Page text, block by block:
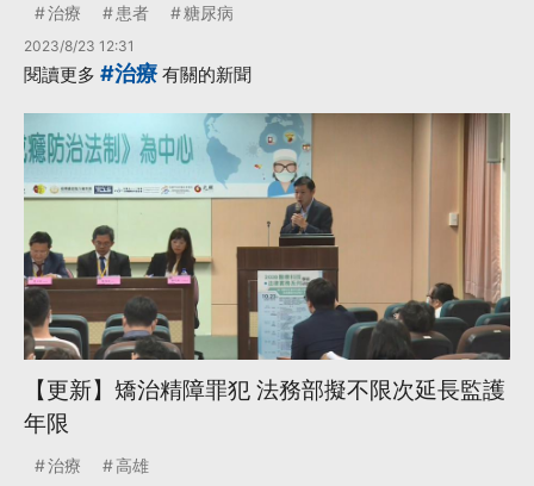
治療 患者 糖尿病
2023/8/23 12:31
閱讀更多 #治療 有關的新聞
【更新】矯治精障罪犯 法務部擬不限次延長監護
年限
治療 高雄